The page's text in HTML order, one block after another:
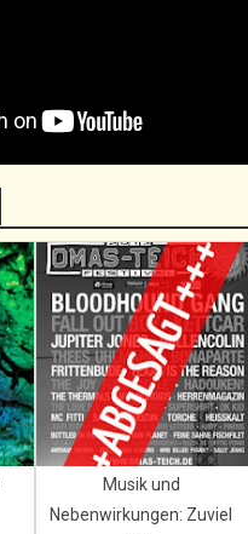
Musik und
Nebenwirkungen: Zuviel